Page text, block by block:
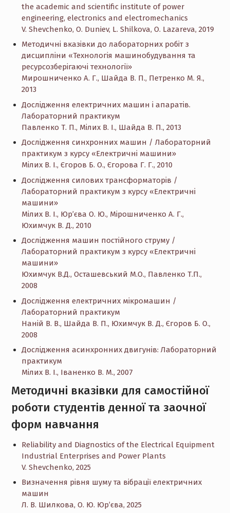
the academic and scientific institute of power
engineering, electronics and electromechanics
V. Shevchenko, O. Duniev, L. Shilkova, O. Lazareva, 2019
Методичні вказівки до лабораторних робіт з
дисципліни «Технологія машинобудування та
ресурсозберігаючі технології»
Мирошниченко А. Г., Шайда В. П., Петренко М. Я.,
2013
Дослідження електричних машин і апаратів.
Лабораторний практикум
Павленко Т. П., Мілих В. І., Шайда В. П., 2013
Дослідження синхронних машин / Лабораторний
практикум з курсу «Електричні машини»
Мілих В. І., Єгоров Б. О., Єгорова Г. Г., 2010
Дослідження силових трансформаторів /
Лабораторний практикум з курсу «Електричні
машини»
Мілих В. І., Юр’єва О. Ю., Мірошниченко А. Г.,
Юхимчук В. Д., 2010
Дослідження машин постійного струму /
Лабораторний практикум з курсу «Електричні
машини»
Юхимчук В.Д., Осташевський М.О., Павленко Т.П.,
2008
Дослідження електричних мікромашин /
Лабораторний практикум
Наній В. В., Шайда В. П., Юхимчук В. Д., Єгоров Б. О.,
2008
Дослідження асинхронних двигунів: Лабораторний
практикум
Мілих В. І., Іваненко В. М., 2007
Методичні вказівки для самостійної
роботи студентів денної та заочної
форм навчання
Reliability and Diagnostics of the Electrical Equipment
Industrial Enterprises and Power Plants
V. Shevchenko, 2025
Визначення рівня шуму та вібрації електричних
машин
Л. В. Шилкова, О. Ю. Юр’єва, 2025